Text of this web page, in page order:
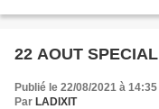
22 AOUT
Publié le 22/08/2021 à 14:35
Par LADIXIT